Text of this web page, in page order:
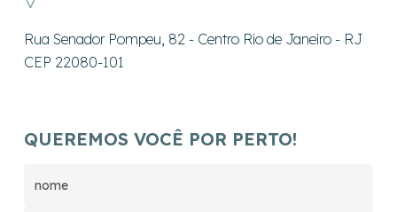
Rua Senador Pompeu, 82 - Centro Rio de Janeiro - RJ
CEP 22080-101
QUEREMOS VOCÊ POR PERTO!